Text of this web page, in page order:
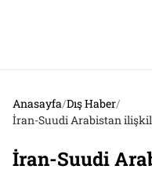
Anasayfa/Dış Haber/
İran-Suudi